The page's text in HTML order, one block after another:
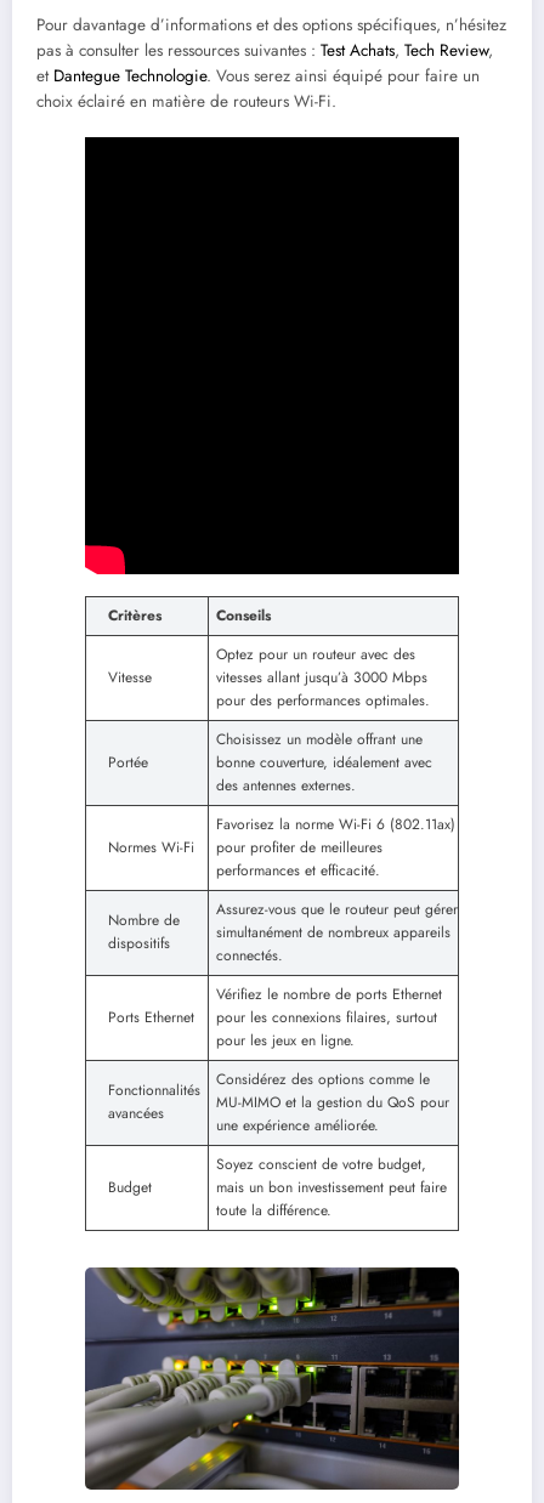
Pour davantage d’informations et des options spécifiques, n’hésitez
pas à consulter les ressources suivantes : Test Achats, Tech Review,
et Dantegue Technologie. Vous serez ainsi équipé pour faire un
choix éclairé en matière de routeurs Wi-Fi.
Critères Conseils
Vitesse
Optez pour un routeur avec des
vitesses allant jusqu’à 3000 Mbps
pour des performances optimales.
Portée
Choisissez un modèle offrant une
bonne couverture, idéalement avec
des antennes externes.
Normes Wi-Fi
Favorisez la norme Wi-Fi 6 (802.11ax)
pour profiter de meilleures
performances et efficacité.
Nombre de
dispositifs
Assurez-vous que le routeur peut gérer
simultanément de nombreux appareils
connectés.
Ports Ethernet
Vérifiez le nombre de ports Ethernet
pour les connexions filaires, surtout
pour les jeux en ligne.
Fonctionnalités
avancées
Considérez des options comme le
MU-MIMO et la gestion du QoS pour
une expérience améliorée.
Budget
Soyez conscient de votre budget,
mais un bon investissement peut faire
toute la différence.